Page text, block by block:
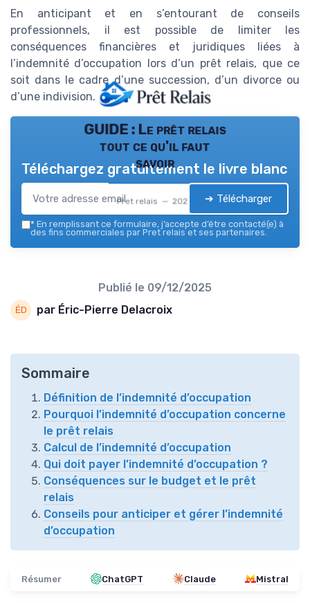
En anticipant et en s’entourant de conseils
professionnels, il est possible de limiter les
conséquences financières et juridiques liées à
l’indemnité d’occupation lors d’un prêt relais, que ce
soit dans le cadre d’une succession, d’un divorce ou
d’une indivision.
GUIDE : Le prêt relais
tout ce qu'il faut
savoir
Pret relais — 2026
Téléchargez gratuitement le livre blanc
➔ Télécharger
* En remplissant ce formulaire, j’accepte d’être contacté(e) à
des fins commerciales par Pret relais et ses partenaires.
Publié le 09/12/2025
par Éric-Pierre Delacroix
Sommaire
Définition de l’indemnité d’occupation
Pourquoi l’indemnité d’occupation concerne
le prêt relais
Calcul de l’indemnité d’occupation
Qui doit payer l’indemnité d’occupation ?
Conséquences sur le budget et le prêt
relais
Conseils pour anticiper et gérer l’indemnité
d’occupation
Résumer ChatGPT Claude Mistral